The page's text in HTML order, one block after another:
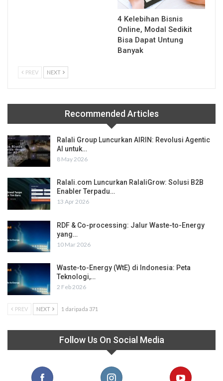
4 Kelebihan Bisnis
Online, Modal Sedikit
Bisa Dapat Untung
Banyak
PREV NEXT
Recommended Articles
Ralali Group Luncurkan AIRIN: Revolusi Agentic
AI untuk…
8 May 2026
Ralali.com Luncurkan RalaliGrow: Solusi B2B
Enabler Terpadu…
13 Apr 2026
RDF & Co-processing: Jalur Waste-to-Energy
yang…
10 Mar 2026
Waste-to-Energy (WtE) di Indonesia: Peta
Teknologi,…
2 Feb 2026
PREV NEXT 1 daripada 371
Follow Us On Social Media